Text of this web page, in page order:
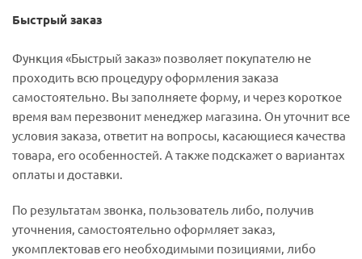
Быстрый заказ
Функция «Быстрый заказ» позволяет покупателю не
проходить всю процедуру оформления заказа
самостоятельно. Вы заполняете форму, и через короткое
время вам перезвонит менеджер магазина. Он уточнит все
условия заказа, ответит на вопросы, касающиеся качества
товара, его особенностей. А также подскажет о вариантах
оплаты и доставки.
По результатам звонка, пользователь либо, получив
уточнения, самостоятельно оформляет заказ,
укомплектовав его необходимыми позициями, либо